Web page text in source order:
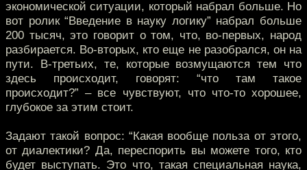
экономической ситуации, который набрал больше. Но
вот ролик “Введение в науку логику” набрал больше
200 тысяч, это говорит о том, что, во-первых, народ
разбирается. Во-вторых, кто еще не разобрался, он на
пути. В-третьих, те, которые возмущаются тем что
здесь происходит, говорят: “что там такое
происходит?” – все чувствуют, что что-то хорошее,
глубокое за этим стоит.
Задают такой вопрос: “Какая вообще польза от этого,
от диалектики? Да, переспорить вы можете того, кто
будет выступать. Это что, такая специальная наука,